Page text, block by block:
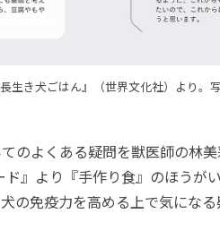
生き犬ごはん』（世界文化社）より。
のよくある疑問を獣医師の林
』より『手作り食』のほうが
の免疫力を高める上で気にな